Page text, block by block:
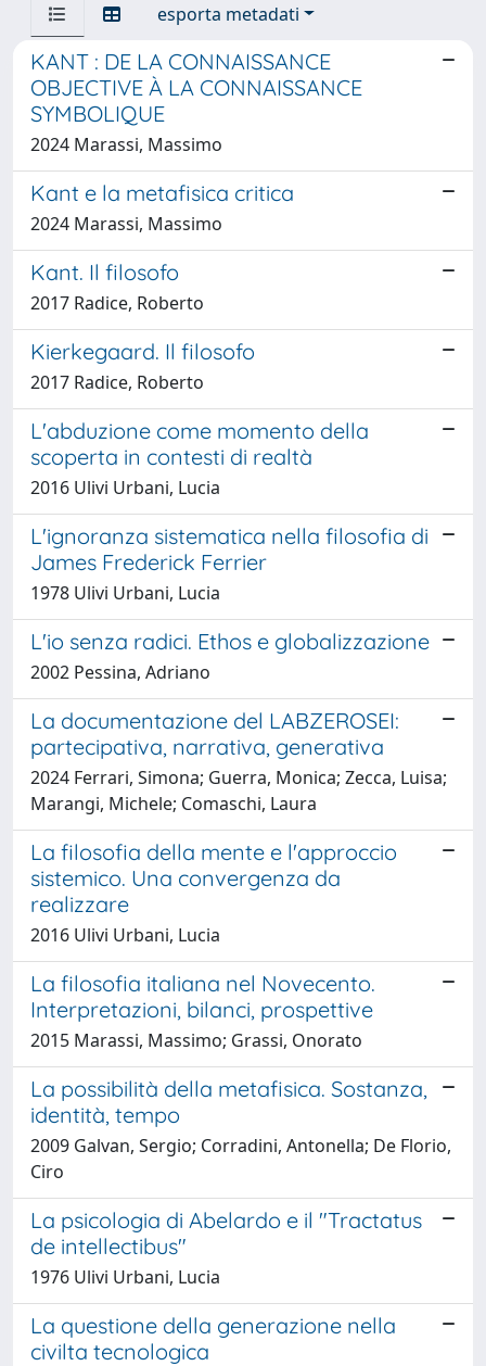
esporta metadati
KANT : DE LA CONNAISSANCE
OBJECTIVE À LA CONNAISSANCE
SYMBOLIQUE
2024 Marassi, Massimo
Kant e la metafisica critica
2024 Marassi, Massimo
Kant. Il filosofo
2017 Radice, Roberto
Kierkegaard. Il filosofo
2017 Radice, Roberto
L'abduzione come momento della
scoperta in contesti di realtà
2016 Ulivi Urbani, Lucia
L'ignoranza sistematica nella filosofia di
James Frederick Ferrier
1978 Ulivi Urbani, Lucia
L'io senza radici. Ethos e globalizzazione
2002 Pessina, Adriano
La documentazione del LABZEROSEI:
partecipativa, narrativa, generativa
2024 Ferrari, Simona; Guerra, Monica; Zecca, Luisa;
Marangi, Michele; Comaschi, Laura
La filosofia della mente e l'approccio
sistemico. Una convergenza da
realizzare
2016 Ulivi Urbani, Lucia
La filosofia italiana nel Novecento.
Interpretazioni, bilanci, prospettive
2015 Marassi, Massimo; Grassi, Onorato
La possibilità della metafisica. Sostanza,
identità, tempo
2009 Galvan, Sergio; Corradini, Antonella; De Florio,
Ciro
La psicologia di Abelardo e il "Tractatus
de intellectibus"
1976 Ulivi Urbani, Lucia
La questione della generazione nella
civilta tecnologica